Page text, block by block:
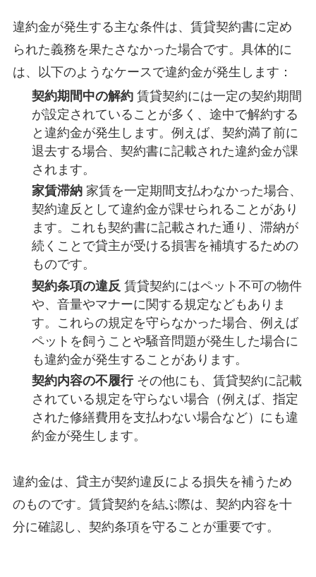
違約金が発生する主な条件は、賃貸契約書に定め
られた義務を果たさなかった場合です。具体的に
は、以下のようなケースで違約金が発生します：
契約期間中の解約賃貸契約には一定の契約期間
が設定されていることが多く、途中で解約する
と違約金が発生します。例えば、契約満了前に
退去する場合、契約書に記載された違約金が課
されます。
家賃滞納家賃を一定期間支払わなかった場合、
契約違反として違約金が課せられることがあり
ます。これも契約書に記載された通り、滞納が
続くことで貸主が受ける損害を補填するための
ものです。
契約条項の違反 賃貸契約にはペット不可の物件
や、音量やマナーに関する規定などもありま
す。これらの規定を守らなかった場合、例えば
ペットを飼うことや騒音問題が発生した場合に
も違約金が発生することがあります。
契約内容の不履行その他にも、賃貸契約に記載
されている規定を守らない場合（例えば、指定
された修繕費用を支払わない場合など）にも違
約金が発生します。
違約金は、貸主が契約違反による損失を補うため
のものです。賃貸契約を結ぶ際は、契約内容を十
分に確認し、契約条項を守ることが重要です。